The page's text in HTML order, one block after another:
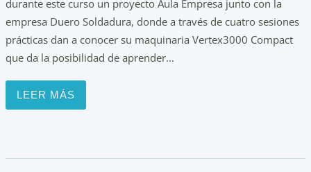
durante este curso un proyecto Aula Empresa junto con la
empresa Duero Soldadura, donde a través de cuatro sesiones
prácticas dan a conocer su maquinaria Vertex3000 Compact
que da la posibilidad de aprender...
LEER MÁS